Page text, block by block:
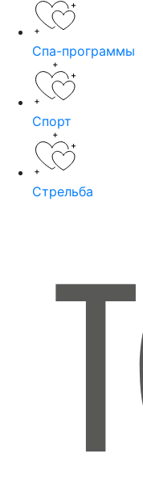
Спа-программы
Спорт
Стрельба